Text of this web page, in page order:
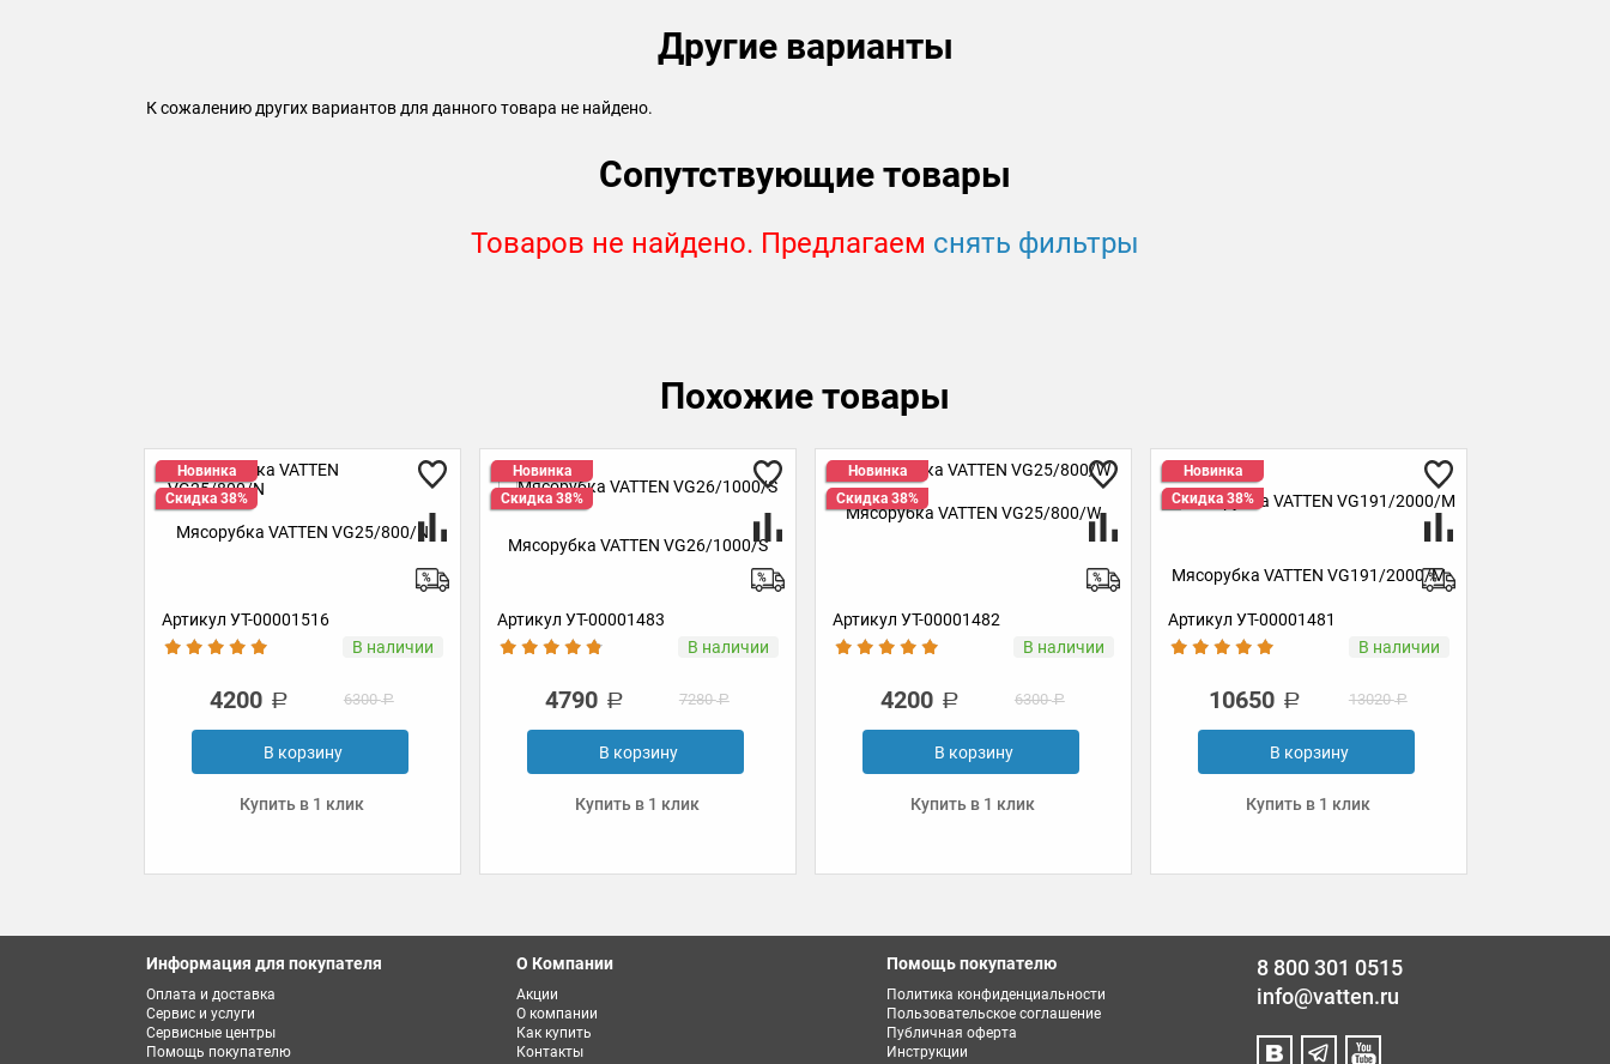
Другие варианты
К сожалению других вариантов для данного товара не найдено.
Сопутствующие товары
Товаров не найдено. Предлагаем снять фильтры
Похожие товары
Мясорубка VATTEN VG25/800/N
Артикул УТ-00001516
В наличии
6300
Купить в 1 клик
Новинка
Мясорубка VATTEN VG26/1000/S
Артикул УТ-00001483
В наличии
7280
Купить в 1 клик
Новинка
Скидка 38%
Мясорубка VATTEN VG25/800/W
Артикул УТ-00001482
В наличии
6300
Купить в 1 клик
Новинка
Мясорубка VATTEN VG191/2000/M
Артикул УТ-00001481
В наличии
13020
Купить в 1 клик
Новинка
Скидка 38%
Мясорубка VATTEN
Информация для покупателя
Оплата и доставка
Сервис и услуги
Сервисные центры
Помощь покупателю
О Компании
Акции
О компании
Как купить
Контакты
Помощь покупателю
Политика конфиденциальности
Пользовательское соглашение
Публичная оферта
Инструкции
8 800 301 0515
info@vatten.ru